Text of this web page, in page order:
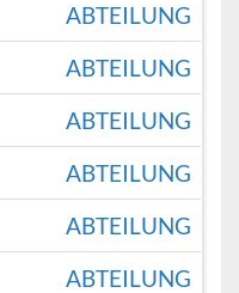
ABTEILUNG
ABTEILUNG
ABTEILUNG
ABTEILUNG
ABTEILUNG
ABTEILUNG